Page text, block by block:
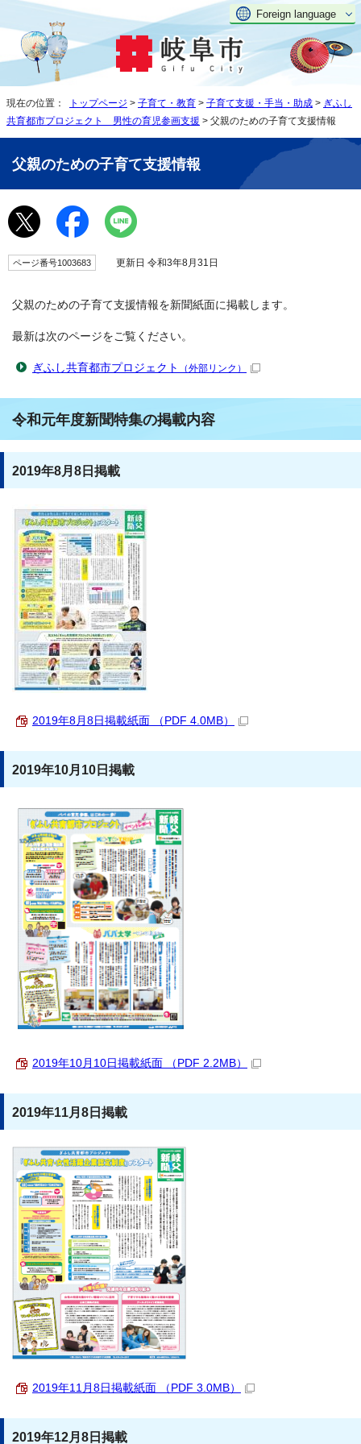
Foreign language
現在の位置： トップページ > 子育て・教育 > 子育て支援・手当・助成 > ぎふし
共育都市プロジェクト 男性の育児参画支援 > 父親のための子育て支援情報
父親のための子育て支援情報
ページ番号1003683 更新日 令和3年8月31日
父親のための子育て支援情報を新聞紙面に掲載します。
最新は次のページをご覧ください。
ぎふし共育都市プロジェクト （外部リンク）
令和元年度新聞特集の掲載内容
2019年8月8日掲載
2019年8月8日掲載紙面 （PDF 4.0MB）
2019年10月10日掲載
2019年10月10日掲載紙面 （PDF 2.2MB）
2019年11月8日掲載
2019年11月8日掲載紙面 （PDF 3.0MB）
2019年12月8日掲載